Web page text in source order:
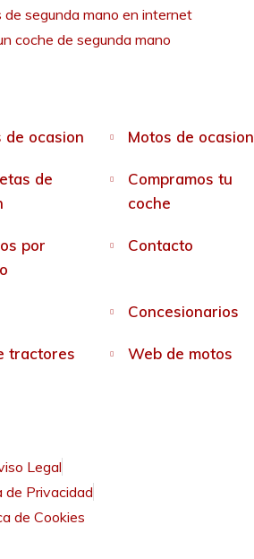
segunda mano en internet
coche de segunda mano
de ocasion Motos de ocasion
de
Compramos tu
coche
por
Contacto
Concesionarios
tractores Web de motos
Legal
de Privacidad
de Cookies